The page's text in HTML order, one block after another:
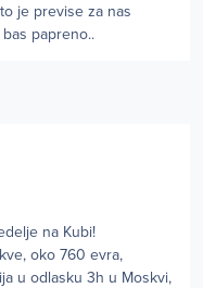
je previse za nas
papreno..
na Kubi!
oko 760 evra,
u odlasku 3h u Moskvi,